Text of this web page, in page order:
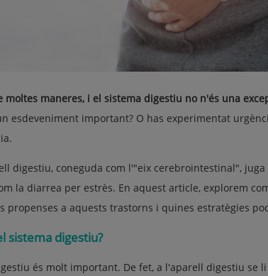
maneres, i el sistema digestiu no n'és una
esdeveniment important? O has experimentat
digestiu, coneguda com l'"eix cerebrointestinal",
la diarrea per estrès. En aquest article, explorem
propenses a aquests trastorns i quines estratègies
sistema digestiu?
és molt important. De fet, a l'aparell digestiu se